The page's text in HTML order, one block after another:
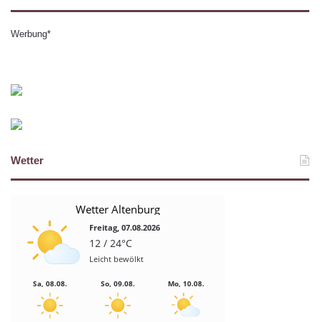
Werbung*
Wetter
Wetter Altenburg
Freitag, 07.08.2026
12 / 24°C
Leicht bewölkt
Sa, 08.08. So, 09.08. Mo, 10.08.